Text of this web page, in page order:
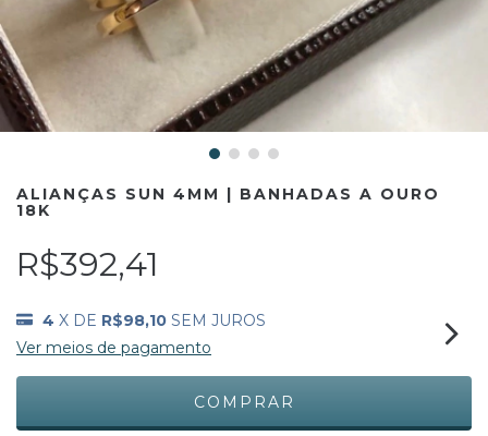
ALIANÇAS SUN 4MM | BANHADAS A OURO
18K
R$392,41
4 X DE R$98,10 SEM JUROS
Ver meios de pagamento